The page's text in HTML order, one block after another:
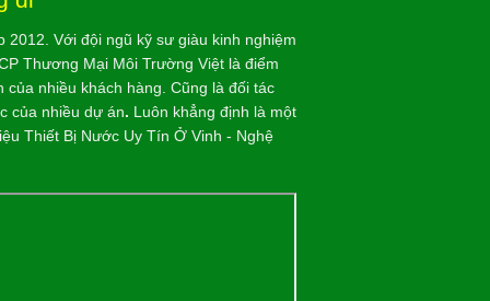
2012. Với đội ngũ kỹ sư giàu kinh nghiệm
Thương Mại Môi Trường Việt là điểm
của nhiều khách hàng. Cũng là đối tác
của nhiều dự án. Luôn khẳng định là một
Thiết Bị Nước Uy Tín Ở Vinh - Nghệ